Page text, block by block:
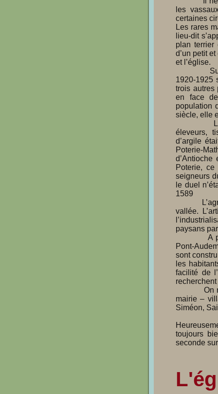
les
certaines
Les rares
lieu-dit
plan terrier
d’un petit
et l’église.
1920-1925
trois autres
en face
population
siècle, elle
éleveurs,
d’argile
Poterie-
Poterie,
seigneurs
le duel
1589
vallée.
paysans
            A partir de la fin du XIXè siècle, c’est la route départementale Lieurey-
Pont-
sont
les
facilité de
            On retrouve cette configuration : église – ancien village dans la vallée et
mairie –
Siméon,
toujours
seconde